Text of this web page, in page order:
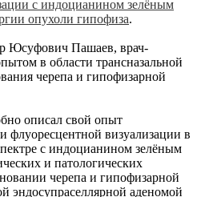
с индоцианином зелёным
опухоли гипофиза.
Юсуфович Пашаев, врач-
в области трансназальной
черепа и гипофизарной
описал свой опыт
флуоресцентной визуализации в
с индоцианином зелёным
и патологических
черепа и гипофизарной
эндосупраселлярной аденомой